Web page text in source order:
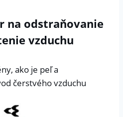
na odstraňovanie
vzduchu
ako je peľ a
čerstvého vzduchu